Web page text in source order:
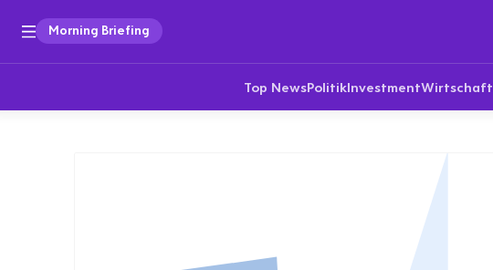
Morning Briefing
Top NewsPolitikInvestmentWirtschaft